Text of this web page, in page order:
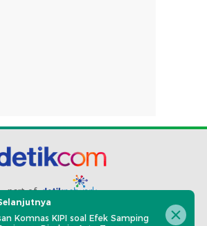
part of
Media Siber Karir
Kotak Pos
Komnas KIPI soal Efek Samping